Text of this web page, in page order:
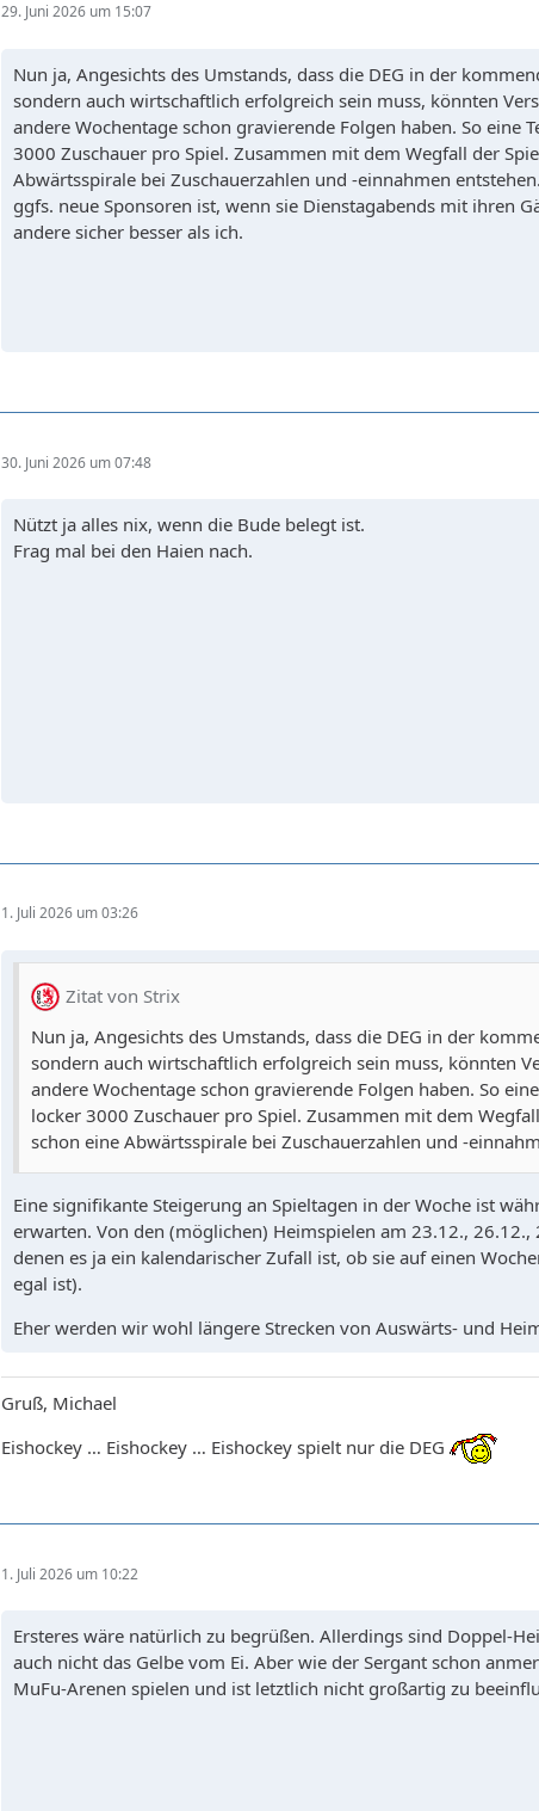
29. Juni 2026 um 15:07
Nun ja, Angesichts des Umstands, dass die DEG in der
sondern auch wirtschaftlich erfolgreich sein muss, könnten
andere Wochentage schon gravierende Folgen haben. So eine
3000 Zuschauer pro Spiel. Zusammen mit dem Wegfall der
Abwärtsspirale bei Zuschauerzahlen und -einnahmen
ggfs. neue Sponsoren ist, wenn sie Dienstagabends mit ihren
andere sicher besser als ich.
30. Juni 2026 um 07:48
Nützt ja alles nix, wenn die Bude belegt ist.
Frag mal bei den Haien nach.
1. Juli 2026 um 03:26
Zitat von Strix
Nun ja, Angesichts des Umstands, dass die DEG in der
sondern auch wirtschaftlich erfolgreich sein muss, könnten
andere Wochentage schon gravierende Folgen haben. So
locker 3000 Zuschauer pro Spiel. Zusammen mit dem
schon eine Abwärtsspirale bei Zuschauerzahlen und -
Eine signifikante Steigerung an Spieltagen in der Woche ist
erwarten. Von den (möglichen) Heimspielen am 23.12.,
denen es ja ein kalendarischer Zufall ist, ob sie auf einen
egal ist).
Eher werden wir wohl längere Strecken von Auswärts- und
Gruß, Michael
Eishockey … Eishockey … Eishockey spielt nur die DEG
1. Juli 2026 um 10:22
Ersteres wäre natürlich zu begrüßen. Allerdings sind Doppel-
auch nicht das Gelbe vom Ei. Aber wie der Sergant schon
MuFu-Arenen spielen und ist letztlich nicht großartig zu